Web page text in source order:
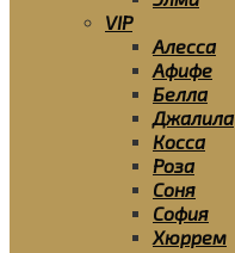
VIP
Алесса
Афифе
Белла
Джалила
Косса
Роза
Соня
София
Хюррем